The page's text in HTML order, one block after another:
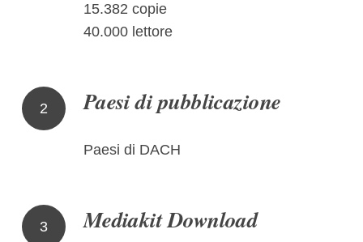
15.382 copie
40.000 lettore
2 Paesi di pubblicazione
Paesi di DACH
3 Mediakit Download